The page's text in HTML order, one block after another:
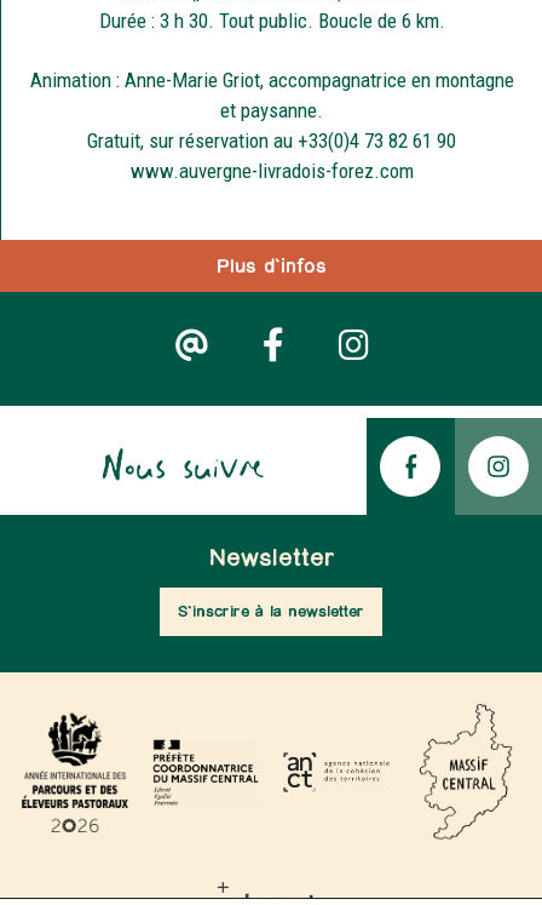
Plus d'infos
Durée : 3 h 30. Tout public. Boucle de 6 km.
Animation : Anne-Marie Griot, accompagnatrice en montagne
et paysanne.
Gratuit, sur réservation au +33(0)4 73 82 61 90
www.auvergne-livradois-forez.com
Nous suivre
Newsletter
S'inscrire à la newsletter